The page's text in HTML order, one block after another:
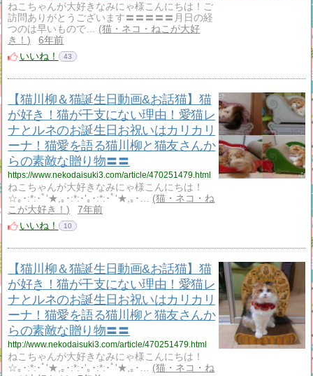
ねこちゃんが大好きなみにゃ様こんにちは！ご
訪問ありがとうございます〓〓〓〓〓月日の経
つのは早いもので…
猫・ネコ・ねこが大好
き！
6年前
いいね！
43
【猫川柳＆猫誕生日動画&お話猫】猫
が好き！猫が干支にない理由！愛猫レ
ナとルネのお誕生日お祝いはカリカリ
ーナ！猫愛を語る猫川柳と猫友さんか
らの素敵な贈り物〓〓
https://www.nekodaisuki3.com/article/470251479.html
ねこちゃんが大好きなみにゃ様こんにちは！
☆｡･:*:･ﾟ'★,｡･:*:･'｡･:*:･ﾟ'★,｡･…
猫・ネコ・ね
こが大好き！
7年前
いいね！
10
【猫川柳＆猫誕生日動画&お話猫】猫
が好き！猫が干支にない理由！愛猫レ
ナとルネのお誕生日お祝いはカリカリ
ーナ！猫愛を語る猫川柳と猫友さんか
らの素敵な贈り物〓〓
http://www.nekodaisuki3.com/article/470251479.html
ねこちゃんが大好きなみにゃ様こんにちは！
☆｡･:*:･ﾟ'★,｡･:*:･'｡･:*:･ﾟ'★,｡･…
猫・ネコ・ね